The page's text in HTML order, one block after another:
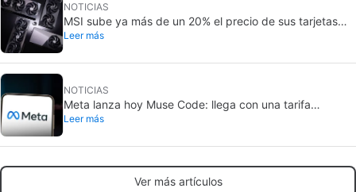
NOTICIAS
MSI sube ya más de un 20% el precio de sus tarjetas
gráficas: no es un caso aislado
Leer más
NOTICIAS
Meta lanza hoy Muse Code: llega con una tarifa
reducida
Leer más
Ver más artículos